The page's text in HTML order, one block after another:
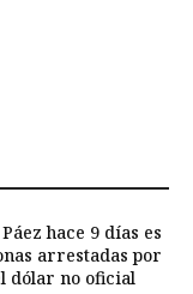
hace 9 días es
arrestadas por
dólar no oficial